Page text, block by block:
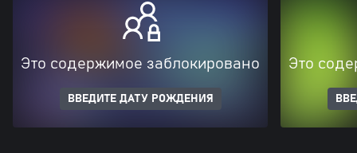
Это содержимое заблокировано
ВВЕДИТЕ ДАТУ РОЖДЕНИЯ
Это